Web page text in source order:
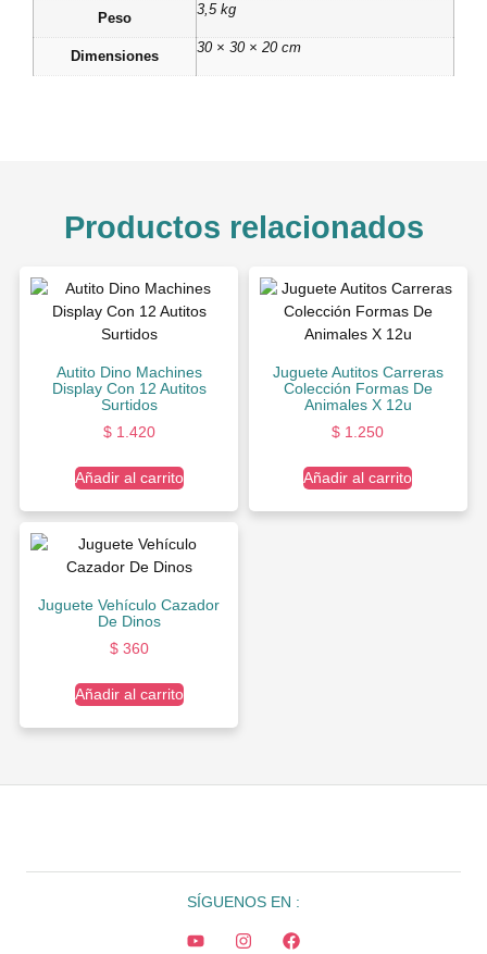
Peso
3,5 kg
Dimensiones
30 × 30 × 20 cm
Productos relacionados
Autito Dino Machines
Display Con 12 Autitos
Surtidos
$1.420
Añadir al carrito
Juguete Autitos Carreras
Colección Formas De
Animales X 12u
$ 1.250
Añadir al carrito
Juguete Vehículo Cazador
De Dinos
$360
Añadir al carrito
SÍGUENOS EN :